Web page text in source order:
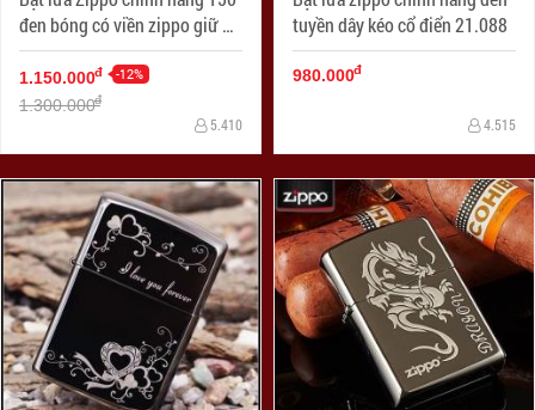
đen bóng có viền zippo giữ 2
nắp
1.150.000đ -12%
1.300.000đ
5.410
tuyền dây kéo cổ điển 21.088
980.000đ
4.515